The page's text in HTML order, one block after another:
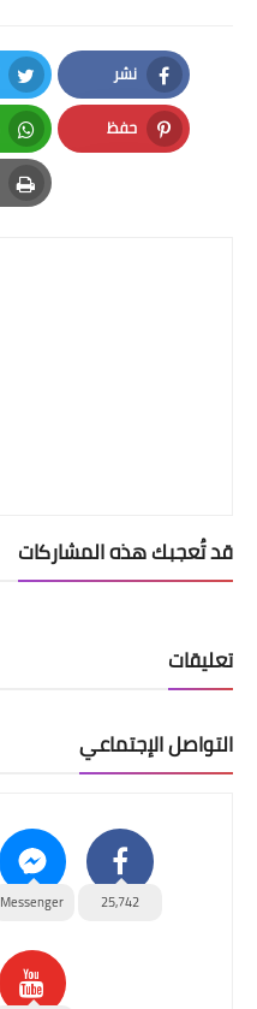
نشر
Facebook
حفظ
Pinterest
قد تُعجبك هذه المشاركات
تعليقات
التواصل الإجتماعي
25,742
Messenger